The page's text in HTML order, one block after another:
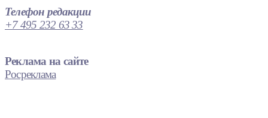
Телефон редакции
+7 495 232 63 33
Реклама на сайте
Росреклама